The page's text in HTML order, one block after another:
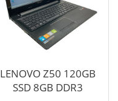
LENOVO Z50 120GB
SSD 8GB DDR3